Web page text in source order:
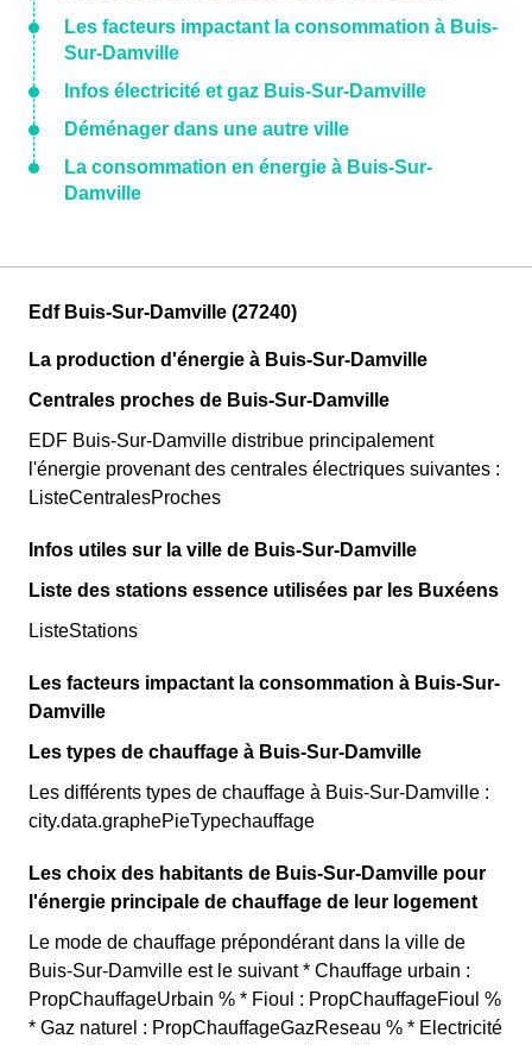
Les facteurs impactant la consommation à Buis-
Sur-Damville
Infos électricité et gaz Buis-Sur-Damville
Déménager dans une autre ville
La consommation en énergie à Buis-Sur-
Damville
Edf Buis-Sur-Damville (27240)
La production d'énergie à Buis-Sur-Damville
Centrales proches de Buis-Sur-Damville
EDF Buis-Sur-Damville distribue principalement
l'énergie provenant des centrales électriques suivantes :
ListeCentralesProches
Infos utiles sur la ville de Buis-Sur-Damville
Liste des stations essence utilisées par les Buxéens
ListeStations
Les facteurs impactant la consommation à Buis-Sur-
Damville
Les types de chauffage à Buis-Sur-Damville
Les différents types de chauffage à Buis-Sur-Damville :
city.data.graphePieTypechauffage
Les choix des habitants de Buis-Sur-Damville pour
l'énergie principale de chauffage de leur logement
Le mode de chauffage prépondérant dans la ville de
Buis-Sur-Damville est le suivant * Chauffage urbain :
PropChauffageUrbain % * Fioul : PropChauffageFioul %
* Gaz naturel : PropChauffageGazReseau % * Electricité